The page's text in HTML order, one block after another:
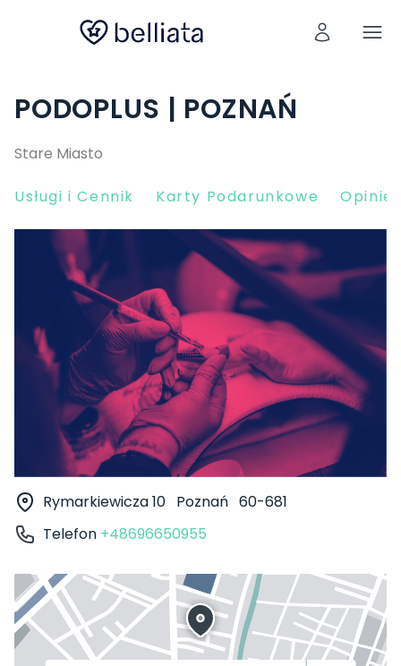
PODOPLUS | POZNAŃ
Stare Miasto
Usługi i Cennik Karty Podarunkowe Opinie
Rymarkiewicza 10 Poznań 60-681
Telefon +48696650955